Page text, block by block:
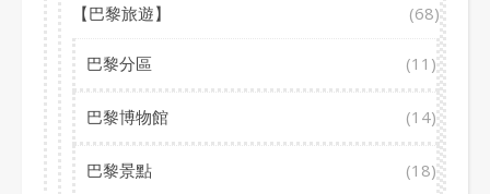
【巴黎旅遊】 (68)
巴黎分區 (11)
巴黎博物館 (14)
巴黎景點 (18)